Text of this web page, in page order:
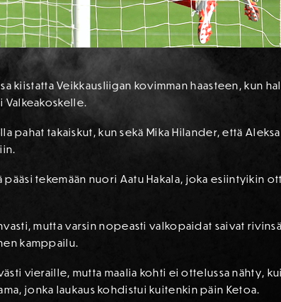
kiistatta Veikkausliigan kovimman haasteen, kun
Valkeakoskelle.
pahat takaiskut, kun sekä Mika Hilander, että
tekemään nuori Aatu Hakala, joka esiintyikin
mutta varsin nopeasti valkopaidat saivat
kamppailu.
vieraille, mutta maalia kohti ei ottelussa nähty,
jonka laukaus kohdistui kuitenkin päin Ketoa.